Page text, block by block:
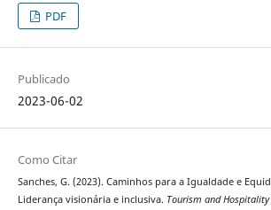
PDF
Publicado
2023-06-02
Como Citar
Sanches, G. (2023). Caminhos para a Igualdade e
Liderança visionária e inclusiva. Tourism and